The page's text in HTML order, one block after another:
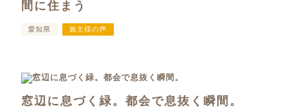
間に住まう
愛知県 施主様の声
窓辺に息づく緑。都会で息抜く瞬間。